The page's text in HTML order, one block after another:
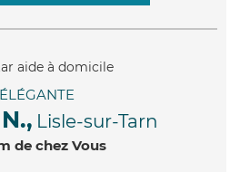
ÉLÉGANTE
Lisle-sur-Tarn
de chez Vous